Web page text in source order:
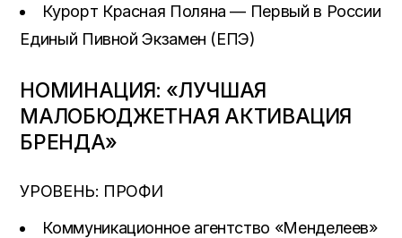
Курорт Красная Поляна — Первый в России
Единый Пивной Экзамен (ЕПЭ)
НОМИНАЦИЯ: «ЛУЧШАЯ
МАЛОБЮДЖЕТНАЯ АКТИВАЦИЯ
БРЕНДА»
УРОВЕНЬ: ПРОФИ
Коммуникационное агентство «Менделеев»